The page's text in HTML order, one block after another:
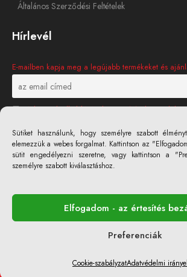
Sütiket használunk, hogy személyre szabott
elemezzük a webes forgalmat. Kattintson az
sütit engedélyezni szeretne, vagy kattintson a
személyre szabott kiválasztáshoz.
Elfogadom - az értesítés
Preferenciák
Cookie-szabályzatAdatvédelmi
Általános Szerződési Feltételek
Hírlevél
E-mailben kapja meg a legújabb termékeket és
Adatainak elküldésével megerősíti, hogy
ZuperPRO Tools © 2026. Minden jog
Elfogadjuk az utánvétet és az Apple/